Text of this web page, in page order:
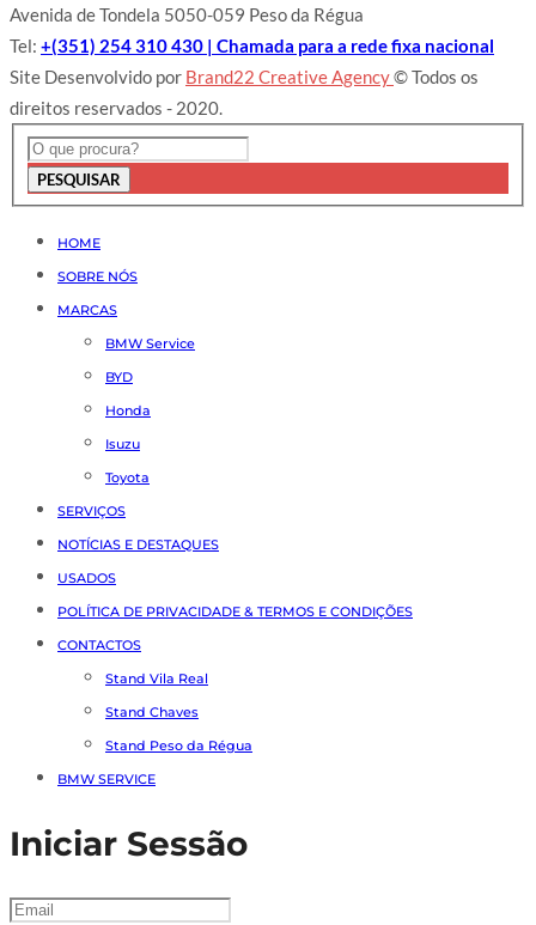
Avenida de Tondela 5050-059 Peso da Régua
Tel: +(351) 254 310 430 | Chamada para a rede fixa nacional
Site Desenvolvido por Brand22 Creative Agency© Todos os
direitos reservados - 2020.
PESQUISAR
HOME
SOBRE NÓS
MARCAS
BMW Service
BYD
Honda
Isuzu
Toyota
SERVIÇOS
NOTÍCIAS E DESTAQUES
USADOS
POLÍTICA DE PRIVACIDADE & TERMOS E CONDIÇÕES
CONTACTOS
Stand Vila Real
Stand Chaves
Stand Peso da Régua
BMW SERVICE
Iniciar Sessão